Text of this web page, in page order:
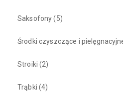
Saksofony(5)
Środki czyszczące i
Stroiki (2)
Trąbki (4)